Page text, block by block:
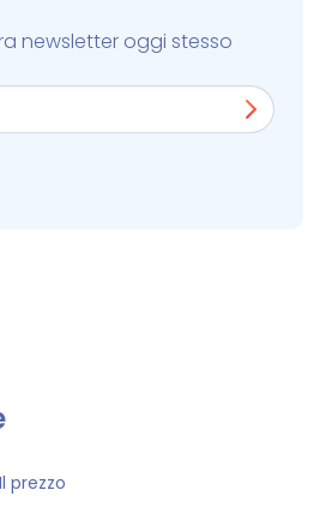
newsletter oggi stesso
Il prezzo